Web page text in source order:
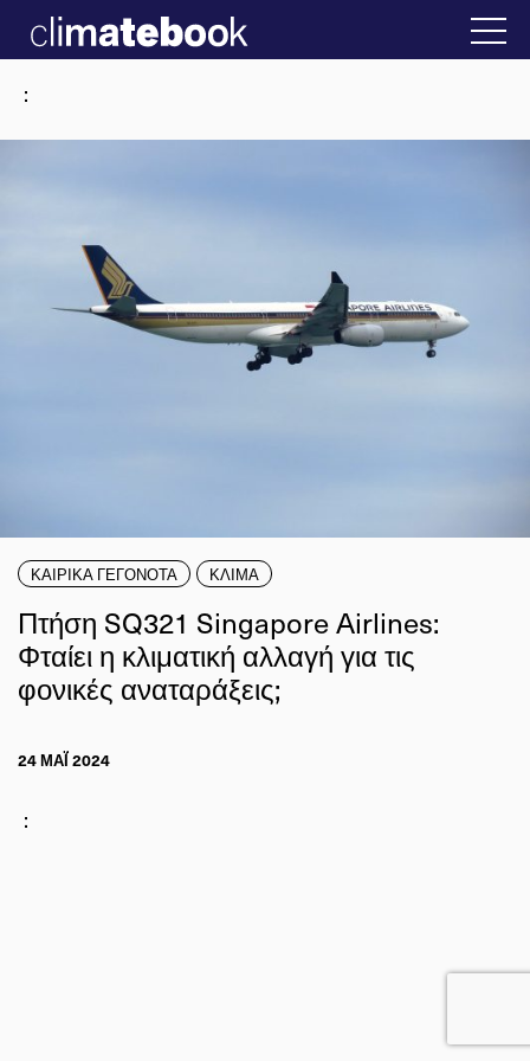
Ελλάδα 22 ΙΑΝ 2026 2025 Η άβολη
:
ΚΑΙΡΙΚΑ ΓΕΓΟΝΟΤΑ ΚΛΙΜΑ
Πτήση SQ321 Singapore Airlines:
Φταίει η κλιματική αλλαγή για τις
φονικές αναταράξεις;
24 ΜΑΪ́ 2024
: